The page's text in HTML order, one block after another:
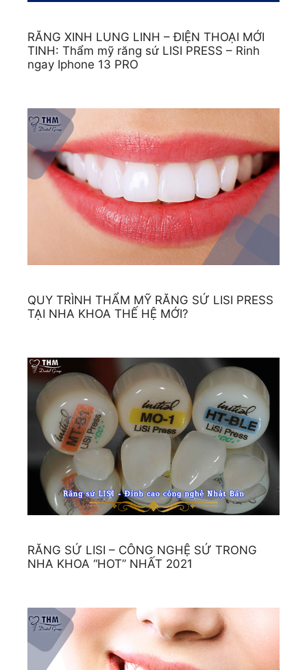
RĂNG XINH LUNG LINH – ĐIỆN THOẠI MỚI
TINH: Thẩm mỹ răng sứ LISI PRESS – Rinh
ngay Iphone 13 PRO
QUY TRÌNH THẨM MỸ RĂNG SỨ LISI PRESS
TẠI NHA KHOA THẾ HỆ MỚI?
RĂNG SỨ LISI – CÔNG NGHỆ SỨ TRONG
NHA KHOA “HOT” NHẤT 2021